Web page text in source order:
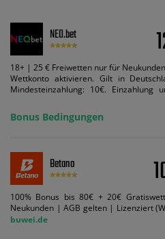
NEO.bet
18+ | 25 € Freiwetten nur für
Wettkonto aktivieren. Gilt in
Mindesteinzahlung: 10€.
Bedingungen können geändert
Suchtrisiken: buwei.de.
Bonus Bedingungen
Betano
100% Bonus bis 80€ + 20€
Neukunden | AGB gelten | Lizenziert
buwei.de